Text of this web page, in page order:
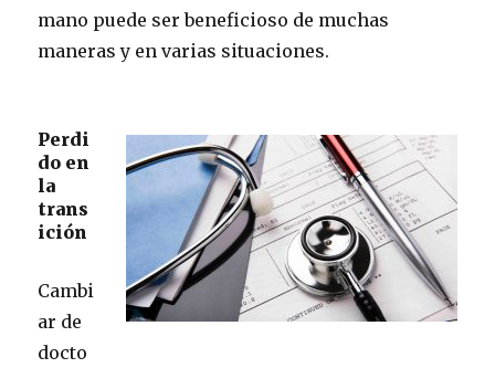
mano puede ser beneficioso de muchas
maneras y en varias situaciones.
Perdi
do en
la
trans
ición
Cambi
ar de
docto